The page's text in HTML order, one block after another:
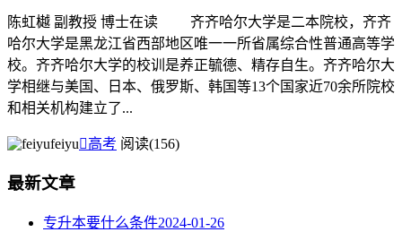
陈虹樾 副教授 博士在读 齐齐哈尔大学是二本院校，齐齐
哈尔大学是黑龙江省西部地区唯一一所省属综合性普通高等学
校。齐齐哈尔大学的校训是养正毓德、精存自生。齐齐哈尔大
学相继与美国、日本、俄罗斯、韩国等13个国家近70余所院校
和相关机构建立了...
feiyu高考 阅读(156)
最新文章
专升本要什么条件2024-01-26